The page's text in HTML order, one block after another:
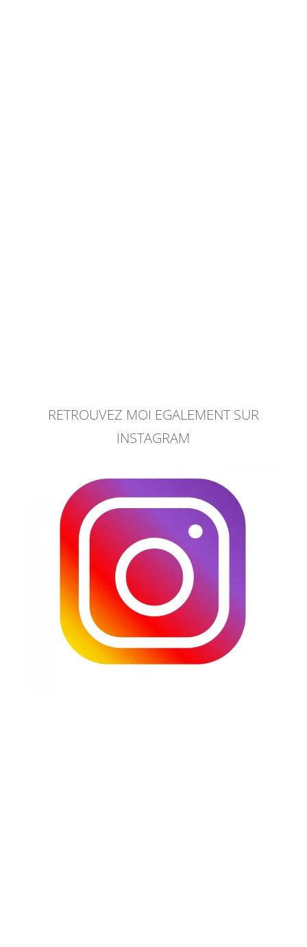
RETROUVEZ MOI EGALEMENT SUR
INSTAGRAM